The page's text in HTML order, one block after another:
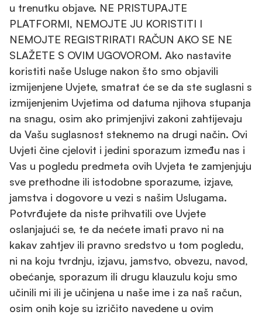
u trenutku objave. NE PRISTUPAJTE
PLATFORMI, NEMOJTE JU KORISTITI I
NEMOJTE REGISTRIRATI RAČUN AKO SE NE
SLAŽETE S OVIM UGOVOROM. Ako nastavite
koristiti naše Usluge nakon što smo objavili
izmijenjene Uvjete, smatrat će se da ste suglasni s
izmijenjenim Uvjetima od datuma njihova stupanja
na snagu, osim ako primjenjivi zakoni zahtijevaju
da Vašu suglasnost steknemo na drugi način. Ovi
Uvjeti čine cjelovit i jedini sporazum između nas i
Vas u pogledu predmeta ovih Uvjeta te zamjenjuju
sve prethodne ili istodobne sporazume, izjave,
jamstva i dogovore u vezi s našim Uslugama.
Potvrđujete da niste prihvatili ove Uvjete
oslanjajući se, te da nećete imati pravo ni na
kakav zahtjev ili pravno sredstvo u tom pogledu,
ni na koju tvrdnju, izjavu, jamstvo, obvezu, navod,
obećanje, sporazum ili drugu klauzulu koju smo
učinili mi ili je učinjena u naše ime i za naš račun,
osim onih koje su izričito navedene u ovim